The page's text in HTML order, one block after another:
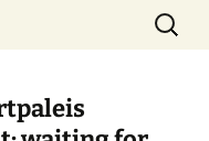
du rock ·